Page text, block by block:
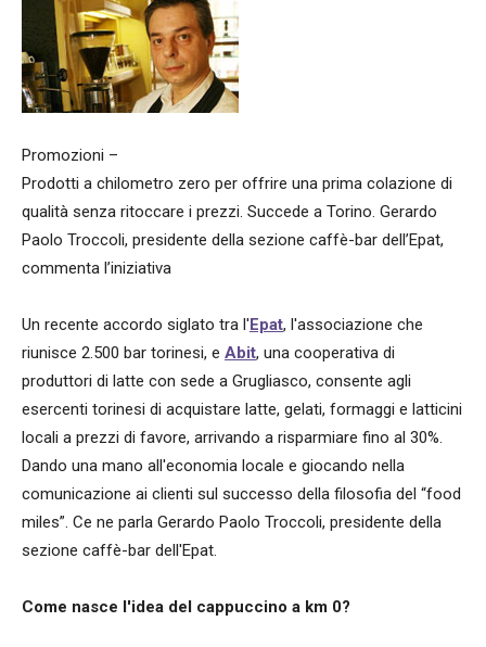
Promozioni –
Prodotti a chilometro zero per offrire una prima colazione di
qualità senza ritoccare i prezzi. Succede a Torino. Gerardo
Paolo Troccoli, presidente della sezione caffè-bar dell’Epat,
commenta l’iniziativa
Un recente accordo siglato tra l'Epat, l'associazione che
riunisce 2.500 bar torinesi, e Abit, una cooperativa di
produttori di latte con sede a Grugliasco, consente agli
esercenti torinesi di acquistare latte, gelati, formaggi e latticini
locali a prezzi di favore, arrivando a risparmiare fino al 30%.
Dando una mano all'economia locale e giocando nella
comunicazione ai clienti sul successo della filosofia del “food
miles”. Ce ne parla Gerardo Paolo Troccoli, presidente della
sezione caffè-bar dell'Epat.
Come nasce l'idea del cappuccino a km 0?